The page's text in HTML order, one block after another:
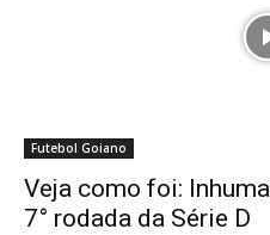
Futebol Goiano
Veja como foi:
7° rodada da Série D